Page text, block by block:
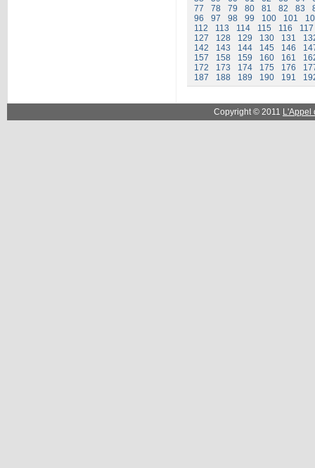
77
78 79 80 81 82 83
96
97 98 99 100 101
112
113 114 115 116
117
127
128 129 130 131
142
143 144 145 146
157
158 159 160 161
172
173 174 175 176
187
188 189 190 191
Copyright © 2011 L'Appel